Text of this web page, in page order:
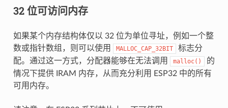
32 位可访问内存
如果某个内存结构体仅以 32 位为单位寻址，例如一个整
数或指针数组，则可以使用
MALLOC_CAP_32BIT
标志分
配。通过这一方式，分配器能够在无法调用
malloc()
的
情况下提供 IRAM 内存，从而充分利用 ESP32 中的所有
可用内存。